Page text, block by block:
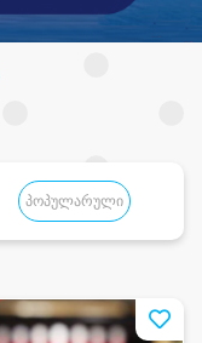
პოპულარული